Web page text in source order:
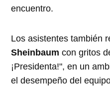
encuentro.
Los asistentes también
Sheinbaum con gritos
¡Presidenta!", en un
el desempeño del